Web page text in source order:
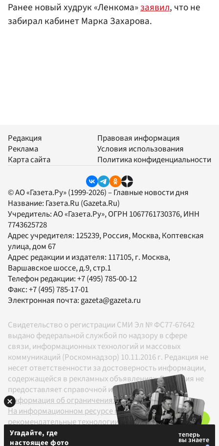
Ранее новый худрук «Ленкома»заявил, что не
забирал кабинет Марка Захарова.
Редакция
Реклама
Карта сайта
Правовая информация
Условия использования
Политика конфиденциальности
© АО «Газета.Ру» (1999-2026) – Главные новости дня
Название: Газета.Ru (Gazeta.Ru)
Учредитель:АО «Газета.Ру», ОГРН 1067761730376, ИНН
7743625728
Адрес учредителя: 125239, Россия, Москва, Коптевская
улица, дом 67
Адрес редакции и издателя: 117105, г. Москва,
Варшавское шоссе, д.9, стр.1
Телефон редакции:+7 (495) 785-00-12
Факс:+7 (495) 785-17-01
Электронная почта: gazeta@gazeta.ru
Свидетельство о регистрации СМИ Эл № ФС77-67642
выдано федеральной службой по надзору в сфере
связи, информационных технологий и массовых
коммуникаций (Роскомнадзор) 10.11.2016 г. Редакция не
несет ответственности за достоверность информации,
содержащейся в рекламных объявлениях. Редакция не
предоставляет справочной информации.
Информация об ограничениях
На информационном ресурсе применяются
рекомендательные технологии в соответствии с
Правилами
Угадайте, где
настоящее фото